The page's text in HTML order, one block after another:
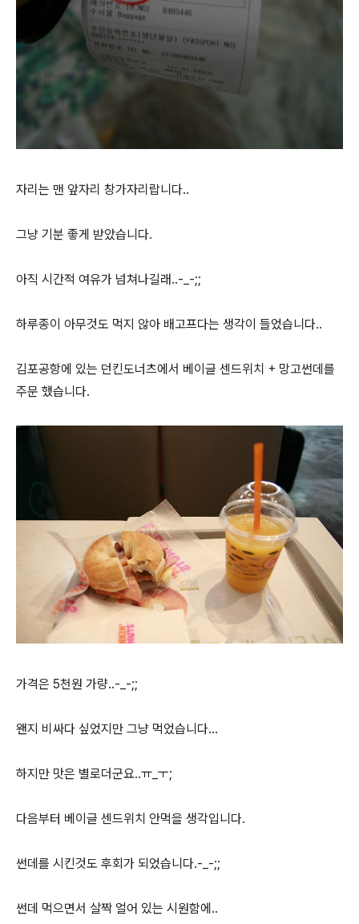
자리는 맨 앞자리 창가자리랍니다..
그냥 기분 좋게 받았습니다.
아직 시간적 여유가 넘쳐나길래..-_-;;
하루종이 아무것도 먹지 않아 배고프다는 생각이 들었습니다..
김포공항에 있는 던킨도너츠에서 베이글 센드위치 + 망고썬데를
주문 했습니다.
가격은 5천원 가량..-_-;;
왠지 비싸다 싶었지만 그냥 먹었습니다...
하지만 맛은 별로더군요..ㅠ_ㅜ;
다음부터 베이글 센드위치 안먹을 생각입니다.
썬데를 시킨것도 후회가 되었습니다.-_-;;
썬데 먹으면서 살짝 얼어 있는 시원함에..